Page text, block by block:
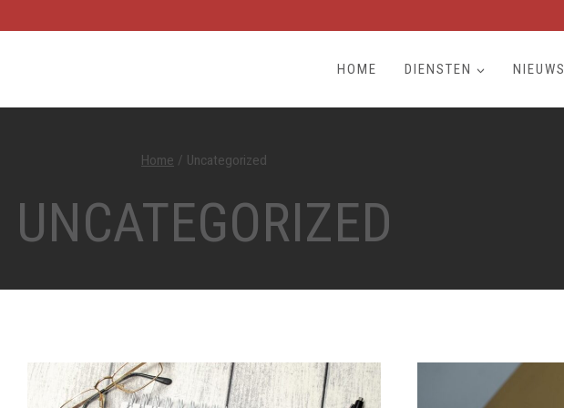
HOME DIENSTEN NIEUWS
Home / Uncategorized
UNCATEGORIZED